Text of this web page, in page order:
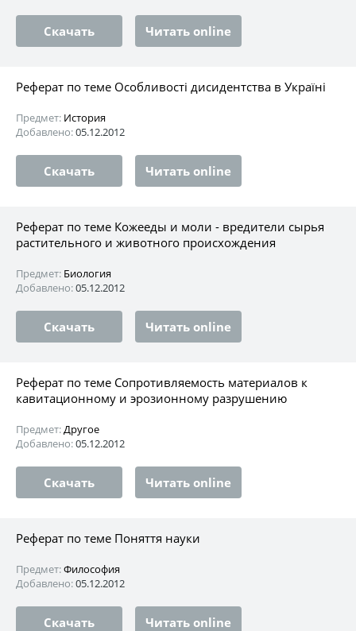
Скачать Читать online
Реферат по теме Особливості дисидентства в Україні
Предмет: История
Добавлено:05.12.2012
Скачать Читать online
Реферат по теме Кожееды и моли - вредители сырья
растительного и животного происхождения
Предмет: Биология
Добавлено:05.12.2012
Скачать Читать online
Реферат по теме Сопротивляемость материалов к
кавитационному и эрозионному разрушению
Предмет:Другое
Добавлено:05.12.2012
Скачать Читать online
Реферат по теме Поняття науки
Предмет:Философия
Добавлено:05.12.2012
Скачать Читать online